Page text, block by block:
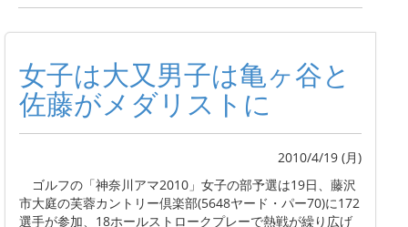
女子は大又男子は亀ヶ谷と
佐藤がメダリストに
2010/4/19 (月)
ゴルフの「神奈川アマ2010」女子の部予選は19日、藤沢
市大庭の芙蓉カントリー倶楽部(5648ヤード・パー70)に172
選手が参加、18ホールストロークプレーで熱戦が繰り広げ